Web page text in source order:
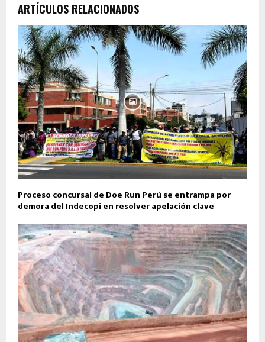
ARTÍCULOS RELACIONADOS
Proceso concursal de Doe Run Perú se entrampa por
demora del Indecopi en resolver apelación clave